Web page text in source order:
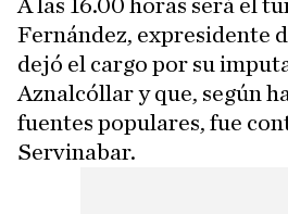
A las 16.00 horas será el
Fernández, expresidente
dejó el cargo por su
Aznalcóllar y que, según
fuentes populares, fue
Servinabar.